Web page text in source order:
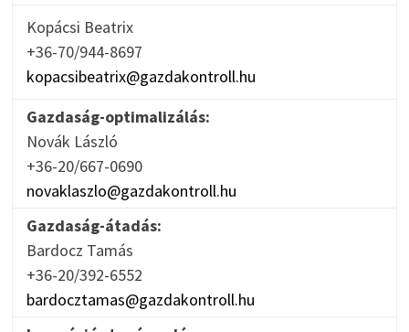
Kopácsi Beatrix
+36-70/944-8697
kopacsibeatrix@gazdakontroll.hu
Gazdaság-optimalizálás:
Novák László
+36-20/667-0690
novaklaszlo@gazdakontroll.hu
Gazdaság-átadás:
Bardocz Tamás
+36-20/392-6552
bardocztamas@gazdakontroll.hu